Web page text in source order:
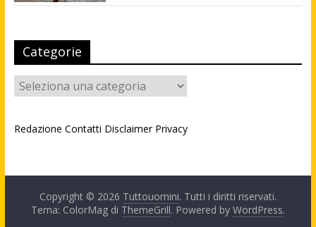
Categorie
Categorie
Redazione Contatti Disclaimer Privacy
Copyright © 2026 Tuttouomini. Tutti i diritti riservati.
Tema: ColorMag di ThemeGrill. Powered by WordPress.